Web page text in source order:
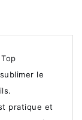
le
pratique et